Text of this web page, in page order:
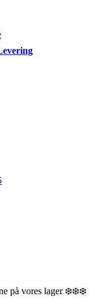
på vores lager ❄️❄️❄️